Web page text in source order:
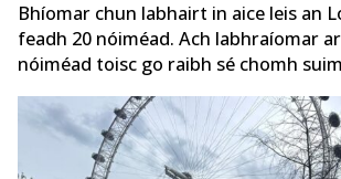
Bhíomar chun labhairt in aice leis an
feadh 20 nóiméad. Ach labhraíomar
nóiméad toisc go raibh sé chomh